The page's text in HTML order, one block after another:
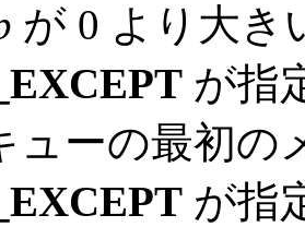
が 0 より大
が指
ューの最初の
が指